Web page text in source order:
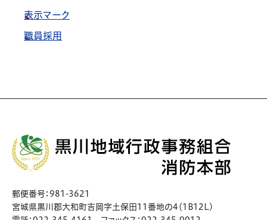
表示マーク
職員採用
郵便番号：981-3621
宮城県黒川郡大和町吉岡字土保田11番地の4（1B12L)